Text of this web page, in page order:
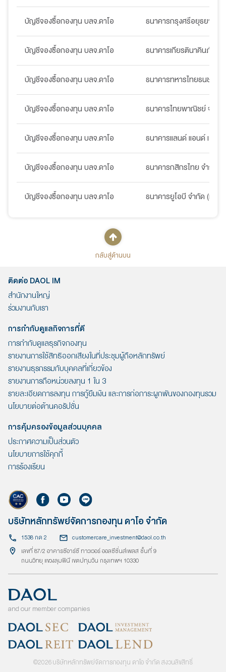
บัญชีจองซื้อกองทุน บลจ.ดาโอ ธนาคารกรุงศรีอยุธยา จำ
บัญชีจองซื้อกองทุน บลจ.ดาโอ ธนาคารเกียรตินาคินภัทร
บัญชีจองซื้อกองทุน บลจ.ดาโอ ธนาคารทหารไทยธนชาต
บัญชีจองซื้อกองทุน บลจ.ดาโอ ธนาคารไทยพาณิชย์ จำกั
บัญชีจองซื้อกองทุน บลจ.ดาโอ ธนาคารแลนด์ แอนด์ เฮ้าส์
บัญชีจองซื้อกองทุน บลจ.ดาโอ ธนาคารกสิกรไทย จำกัด (
บัญชีจองซื้อกองทุน บลจ.ดาโอ ธนาคารยูโอบี จำกัด (มหา
กลับสู่ด้านบน
ติดต่อ DAOL IM
สำนักงานใหญ่
ร่วมงานกับเรา
การกำกับดูแลกิจการที่ดี
การกำกับดูแลธุรกิจกองทุน
รายงานการใช้สิทธิออกเสียงในที่ประชุมผู้ถือหลักทรัพย์
รายงานธุรกรรมกับบุคคลที่เกี่ยวข้อง
รายงานการถือหน่วยลงทุน 1 ใน 3
รายละเอียดการลงทุน การกู้ยืมเงิน และการก่อภาระผูกพันของกองทุนรวม
นโยบายต่อต้านคอรัปชั่น
การคุ้มครองข้อมูลส่วนบุคคล
ประกาศความเป็นส่วนตัว
นโยบายการใช้คุกกี้
การร้องเรียน
บริษัทหลักทรัพย์จัดการกองทุน ดาโอ จำกัด
1538 กด 2
customercare_investment@daol.co.th
เลขที่ 87/2 อาคารซีอาร์ซี ทาวเวอร์ ออลซีซั่นส์เพลส ชั้นที่ 9
ถนนวิทยุ แขวงลุมพินี เขตปทุมวัน กรุงเทพฯ 10330
and our member companies
©2026บริษัทหลักทรัพย์จัดการกองทุน ดาโอ จำกัด สงวนลิขสิทธิ์